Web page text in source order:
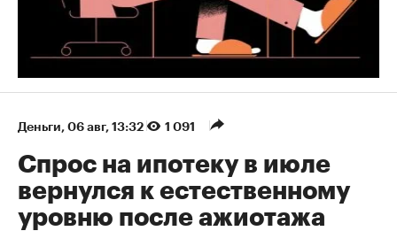
Деньги 06 авг, 13:32 1 091
Спрос на ипотеку в июле
вернулся к естественному
уровню после ажиотажа